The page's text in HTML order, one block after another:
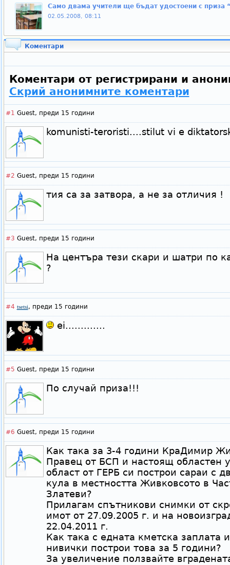
Само двама учители ще бъдат удостоени с приза
02.05.2008, 08:11
Коментари
Коментари от регистрирани и
Скрий анонимните коментари
#1 Guest, преди 15 години
komunisti-teroristi....stilut vi e
#2 Guest, преди 15 години
тия са за затвора, а не за отличия !
#3 Guest, преди 15 години
На центъра тези скари и шатри по
?
#4 tsetsi, преди 15 години
ei.............
#5 Guest, преди 15 години
По случай приза!!!
#6 Guest, преди 15 години
Как така за 3-4 години КраДимир
Правец от БСП и настоящ областен
област от ГЕРБ си построи сараи с
кула в местността Живковсото в
Златеви?
Прилагам спътникови снимки от
имот от 27.09.2005 г. и на
22.04.2011 г.
Как така с едната кметска заплата
нивички построи това за 5 години?
За увеличение ползвайте